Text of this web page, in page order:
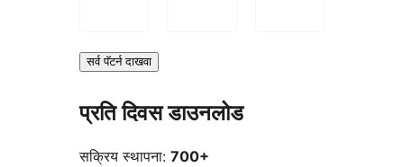
सर्व पॅटर्न दाखवा
प्रति दिवस डाउनलोड
सक्रिय स्थापना: 700+